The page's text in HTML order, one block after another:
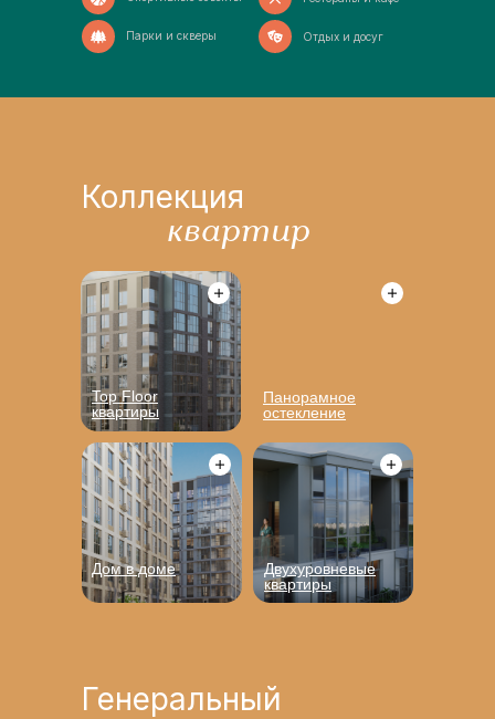
Парки и скверы Отдых и досуг
Коллекция
квартир
Top Floor
квартиры
Панорамное
остекление
Дом в доме
Двухуровневые
квартиры
Генеральный